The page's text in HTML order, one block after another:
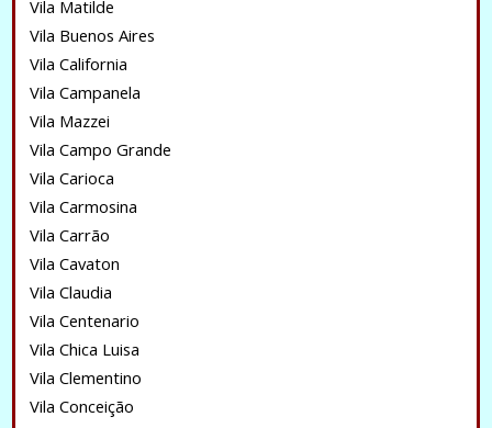
Vila Matilde
Vila Buenos Aires
Vila California
Vila Campanela
Vila Mazzei
Vila Campo Grande
Vila Carioca
Vila Carmosina
Vila Carrão
Vila Cavaton
Vila Claudia
Vila Centenario
Vila Chica Luisa
Vila Clementino
Vila Conceição